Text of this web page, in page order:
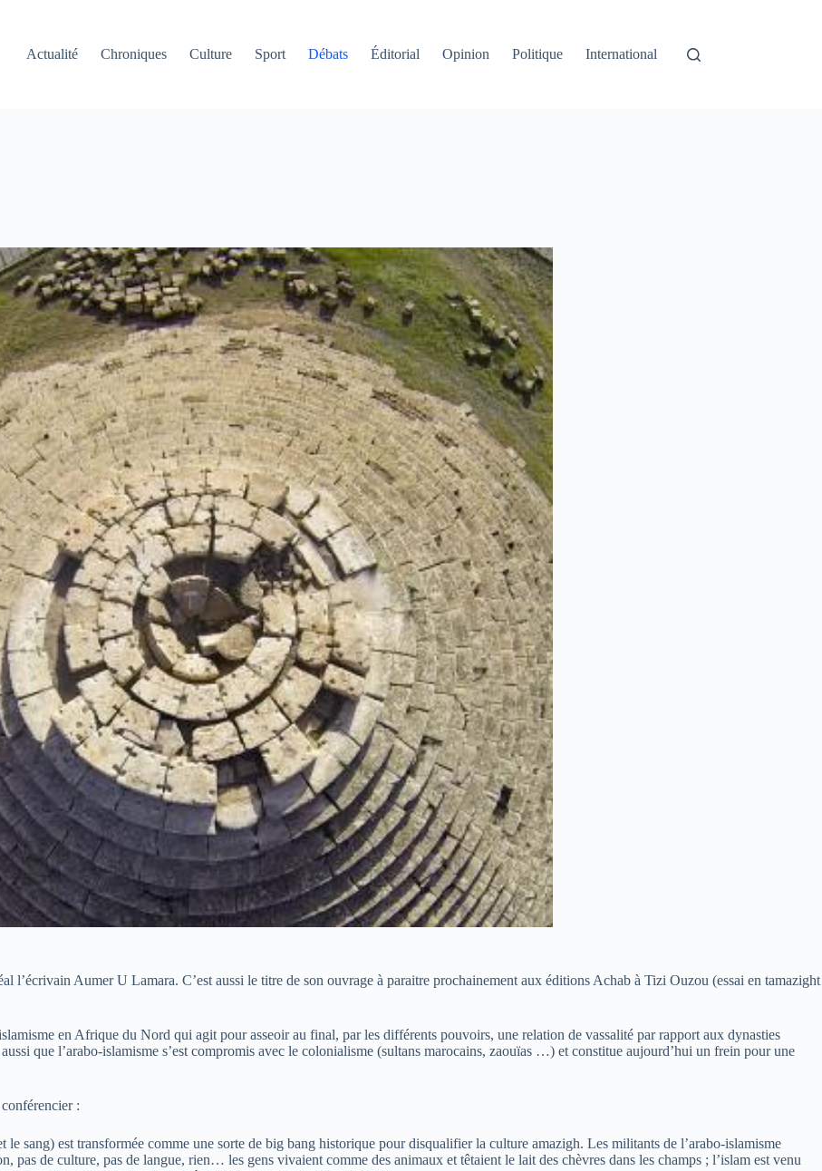
Actualité
Chroniques Culture Sport Débats Éditorial Opinion Politique International
l’écrivain Aumer U Lamara. C’est aussi le titre de son ouvrage à paraitre prochainement aux éditions Achab à Tizi Ouzou (essai en tamazight
en Afrique du Nord qui agit pour asseoir au final, par les différents pouvoirs, une relation de vassalité par rapport aux dynasties
que l’arabo-islamisme s’est compromis avec le colonialisme (sultans marocains, zaouïas …) et constitue aujourd’hui un frein pour une
:
le sang) est transformée comme une sorte de big bang historique pour disqualifier la culture amazigh. Les militants de l’arabo-islamisme
pas de culture, pas de langue, rien… les gens vivaient comme des animaux et têtaient le lait des chèvres dans les champs ; l’islam est venu